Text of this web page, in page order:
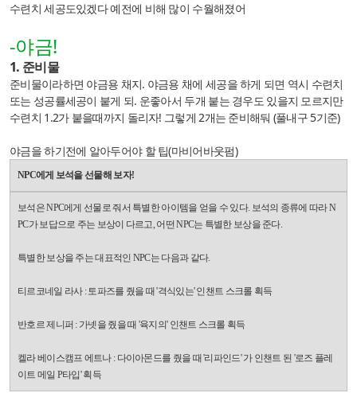
수련치 세공도있겠다 예전에 비해 많이 수월해졌어
-야금!
1. 준비물
준비물이라하면 야금용 채지. 야금용 채에 세공을 하게 되면 역시 수련치
또는 성공률세공이 붙게 되. 운좋아서 두개 붙는 경우도 있을지 모르지만
수련치 1.2가 붙을때까지 돌리자! 그렇게 2개는 준비해둬 (풀내구 5기준)
야금을 하기전에 알아두어야 할 팁(마비어바웃펌)
NPC에게 보석을 선물해 보자!
보석은 NPC에게 선물로 줘서 특별한 아이템을 얻을 수 있다. 보석의 종류에 따라 N
PC가 보답으로 주는 보상이 다르고, 어떤 NPC는 특별한 보상을 준다.
특별한 보상을 주는 대표적인 NPC는 다음과 같다.
티르코네일 라사 : 토파즈를 줬을 때 '격식있는' 인챈트 스크롤 획득
반호르 제니퍼 : 가넷을 줬을 때 '육지의' 인챈트 스크롤 획득
켈라 베이스캠프 에트나 : 다이아몬드를 줬을 때 '리파인드' 가 인챈트 된 '로즈 플레
이트 메일 P타입' 획득